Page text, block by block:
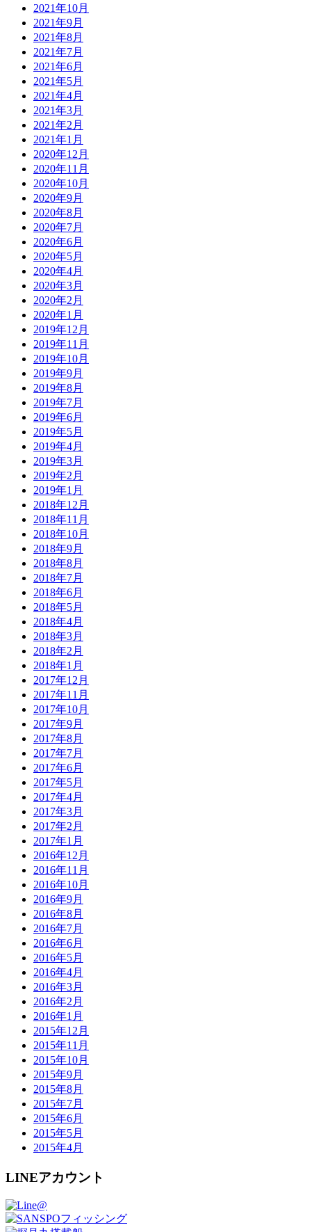
2021年10月
2021年9月
2021年8月
2021年7月
2021年6月
2021年5月
2021年4月
2021年3月
2021年2月
2021年1月
2020年12月
2020年11月
2020年10月
2020年9月
2020年8月
2020年7月
2020年6月
2020年5月
2020年4月
2020年3月
2020年2月
2020年1月
2019年12月
2019年11月
2019年10月
2019年9月
2019年8月
2019年7月
2019年6月
2019年5月
2019年4月
2019年3月
2019年2月
2019年1月
2018年12月
2018年11月
2018年10月
2018年9月
2018年8月
2018年7月
2018年6月
2018年5月
2018年4月
2018年3月
2018年2月
2018年1月
2017年12月
2017年11月
2017年10月
2017年9月
2017年8月
2017年7月
2017年6月
2017年5月
2017年4月
2017年3月
2017年2月
2017年1月
2016年12月
2016年11月
2016年10月
2016年9月
2016年8月
2016年7月
2016年6月
2016年5月
2016年4月
2016年3月
2016年2月
2016年1月
2015年12月
2015年11月
2015年10月
2015年9月
2015年8月
2015年7月
2015年6月
2015年5月
2015年4月
LINEアカウント